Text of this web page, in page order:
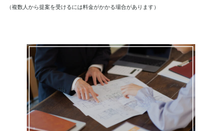
（複数人から提案を受けるには料金がかかる場合があります）